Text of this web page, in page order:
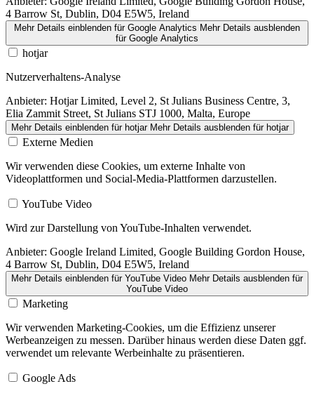
4 Barrow St, Dublin, D04 E5W5, Ireland
Mehr Details einblenden für Google Analytics Mehr Details ausblenden
für Google Analytics
hotjar
Nutzerverhaltens-Analyse
Anbieter: Hotjar Limited, Level 2, St Julians Business Centre, 3,
Elia Zammit Street, St Julians STJ 1000, Malta, Europe
Mehr Details einblenden für hotjar Mehr Details ausblenden für hotjar
Externe Medien
Wir verwenden diese Cookies, um externe Inhalte von
Videoplattformen und Social-Media-Plattformen darzustellen.
YouTube Video
Wird zur Darstellung von YouTube-Inhalten verwendet.
Anbieter: Google Ireland Limited, Google Building Gordon House,
4 Barrow St, Dublin, D04 E5W5, Ireland
Mehr Details einblenden für YouTube Video Mehr Details ausblenden für
YouTube Video
Marketing
Wir verwenden Marketing-Cookies, um die Effizienz unserer
Werbeanzeigen zu messen. Darüber hinaus werden diese Daten ggf.
verwendet um relevante Werbeinhalte zu präsentieren.
Google Ads